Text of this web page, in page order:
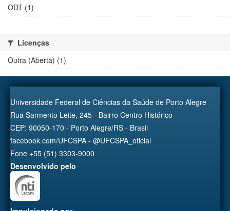
ODT (1)
Licenças
Outra (Aberta) (1)
Universidade Federal de Ciências da Saúde de Porto Alegre
Rua Sarmento Leite, 245 - Bairro Centro Histórico
CEP: 90050-170 - Porto Alegre/RS - Brasil
facebook.com/UFCSPA - @UFCSPA_oficial
Fone +55 (51) 3303-9000
Desenvolvido pelo